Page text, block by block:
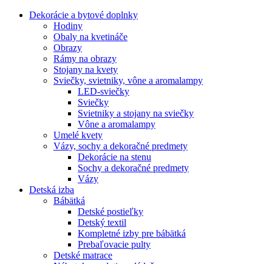
Dekorácie a bytové doplnky
Hodiny
Obaly na kvetináče
Obrazy
Rámy na obrazy
Stojany na kvety
Sviečky, svietniky, vône a aromalampy
LED-sviečky
Sviečky
Svietniky a stojany na sviečky
Vône a aromalampy
Umelé kvety
Vázy, sochy a dekoračné predmety
Dekorácie na stenu
Sochy a dekoračné predmety
Vázy
Detská izba
Bábätká
Detské postieľky
Detský textil
Kompletné izby pre bábätká
Prebaľovacie pulty
Detské matrace